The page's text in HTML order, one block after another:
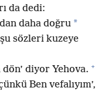
da dedi:
daha doğru *
sözleri kuzeye
diyor Yehova. +
Ben vefalıyım’,